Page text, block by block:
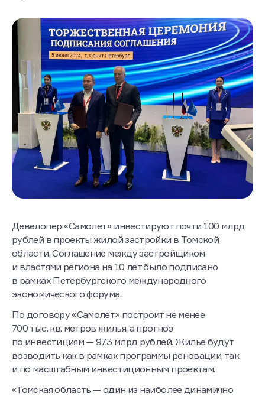
Девелопер «Самолет» инвестируют почти 100 млрд
рублей в проекты жилой застройки в Томской
области. Соглашение между застройщиком
и властями региона на 10 лет было подписано
в рамках Петербургского международного
экономического форума.
По договору «Самолет» построит не менее
700 тыс. кв. метров жилья, а прогноз
по инвестициям — 97,3 млрд рублей. Жилье будут
возводить как в рамках программы реновации, так
и по масштабным инвестиционным проектам.
«Томская область — один из наиболее динамично